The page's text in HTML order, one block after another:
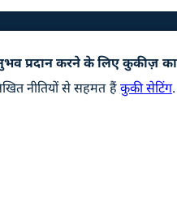
प्रदान करने के लिए कुकीज़ का
नीतियों से सहमत हैंकुकी सेटिंग.
हमसे